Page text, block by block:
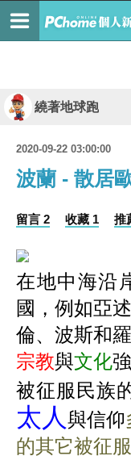
繞著地球跑
2020-09-22 03:00:00
波蘭 - 散居
留言 2 收藏 1 推
在地中海沿
國，例如亞
倫、波斯和
宗教與文化
被征服民族
太人 與信仰
的其它被征